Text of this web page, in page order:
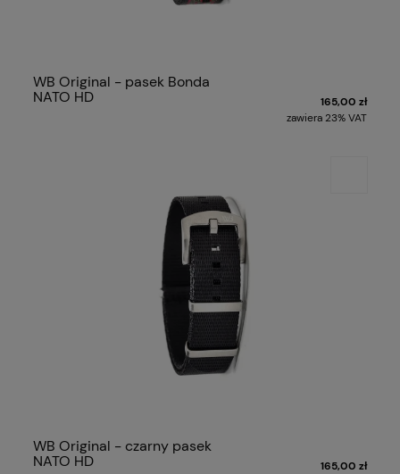
WB Original - pasek Bonda
NATO HD
165,00 zł
zawiera 23% VAT
WB Original - czarny pasek
NATO HD
165,00 zł